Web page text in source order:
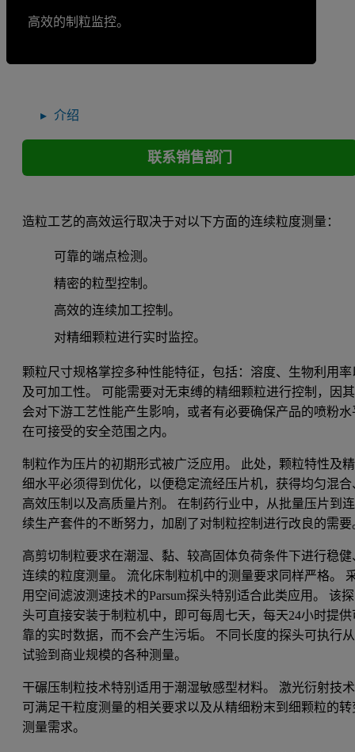
高效的制粒监控。
介绍
联系销售部门
造粒工艺的高效运行取决于对以下方面的连续粒度测量：
可靠的端点检测。
精密的粒型控制。
高效的连续加工控制。
对精细颗粒进行实时监控。
颗粒尺寸规格掌控多种性能特征，包括：溶度、生物利用率
及可加工性。 可能需要对无束缚的精细颗粒进行控制，因其
会对下游工艺性能产生影响，或者有必要确保产品的喷粉水
在可接受的安全范围之内。
制粒作为压片的初期形式被广泛应用。 此处，颗粒特性及精
细水平必须得到优化，以便稳定流经压片机，获得均匀混合
高效压制以及高质量片剂。 在制药行业中，从批量压片到连
续生产套件的不断努力，加剧了对制粒控制进行改良的需要
高剪切制粒要求在潮湿、黏、较高固体负荷条件下进行稳健
连续的粒度测量。 流化床制粒机中的测量要求同样严格。
用空间滤波测速技术的Parsum探头特别适合此类应用。 该探
头可直接安装于制粒机中，即可每周七天，每天24小时提供
靠的实时数据，而不会产生污垢。 不同长度的探头可执行从
试验到商业规模的各种测量。
干碾压制粒技术特别适用于潮湿敏感型材料。 激光衍射技术
可满足干粒度测量的相关要求以及从精细粉末到细颗粒的转
测量需求。